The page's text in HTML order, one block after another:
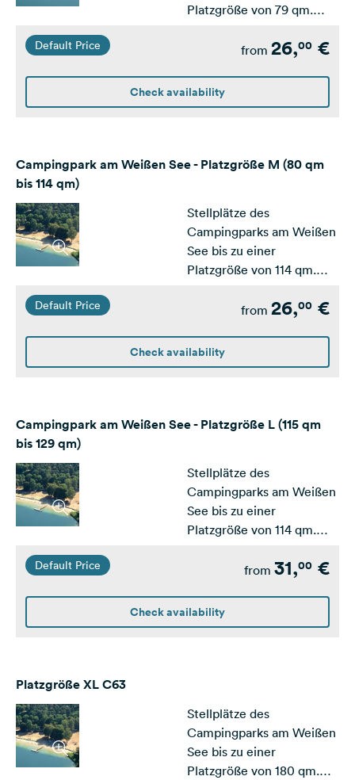
Platzgröße von 79 qm.
Default Price from 26,00 €
Check availability
Campingpark am Weißen See - Platzgröße M (80 qm
bis 114 qm)
Stellplätze des
Campingparks am Weißen
See bis zu einer
Platzgröße von 114 qm.
mittlere Wohnwagen /
Default Price from 26,00 €
Check availability
Campingpark am Weißen See - Platzgröße L (115 qm
bis 129 qm)
Stellplätze des
Campingparks am Weißen
See bis zu einer
Platzgröße von 114 qm.
mittlere Wohnwagen /
Default Price from 31,00 €
Check availability
Platzgröße XL C63
Stellplätze des
Campingparks am Weißen
See bis zu einer
Platzgröße von 180 qm.